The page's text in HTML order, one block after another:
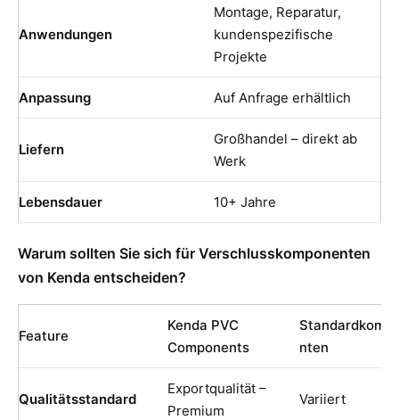
Anwendungen
Montage, Reparatur,
kundenspezifische
Projekte
Anpassung Auf Anfrage erhältlich
Liefern
Großhandel – direkt ab
Werk
Lebensdauer 10+ Jahre
Warum sollten Sie sich für Verschlusskomponenten
von Kenda entscheiden?
Feature
Kenda PVC
Components
nten
Qualitätsstandard
Exportqualität –
Premium
Variiert